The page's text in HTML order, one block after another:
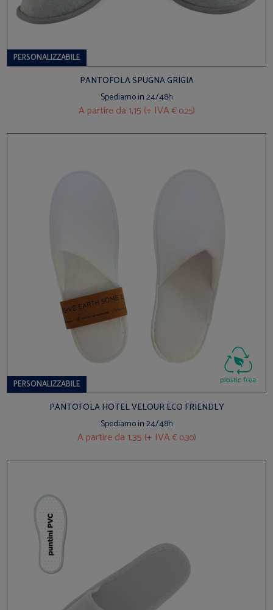
PERSONALIZZABILE
PANTOFOLA SPUGNA GRIGIA
Spediamo in 24/48h
A partire da1,15 (+ IVA€ 0,25)
PERSONALIZZABILE
PANTOFOLA HOTEL VELOUR ECO FRIENDLY
Spediamo in 24/48h
A partire da1,35 (+ IVA€ 0,30)